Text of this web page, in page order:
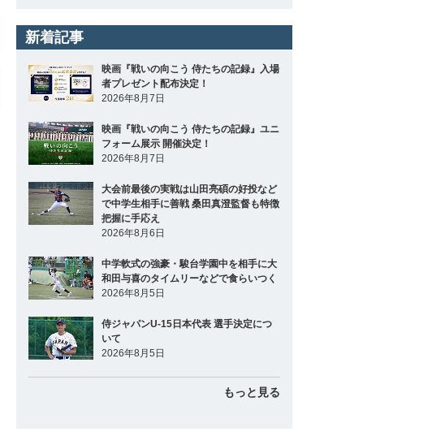
新着記事
映画『戦いの向こう 侍たちの記録』入場
者プレゼント配布決定！
2026年8月7日
映画『戦いの向こう 侍たちの記録』ユニ
フォーム展示 開催決定！
2026年8月7日
大会前最後の実戦は山田亮碩の好投など
で中学生相手に善戦 桑田真澄監督も特徴
把握に手応え
2026年8月6日
中学軟式の強豪・駿台学園中を相手に大
和田与喜のタイムリーなどで食らいつく
2026年8月5日
侍ジャパンU-15日本代表 選手決定につ
いて
2026年8月5日
もっと見る